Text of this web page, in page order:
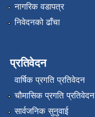
नागरिक वडापत्र
निवेदनको ढाँचा
प्रतिवेदन
वार्षिक प्रगति प्रतिवेदन
चौमासिक प्रगति प्रतिवेदन
सार्वजनिक सुनुवाई